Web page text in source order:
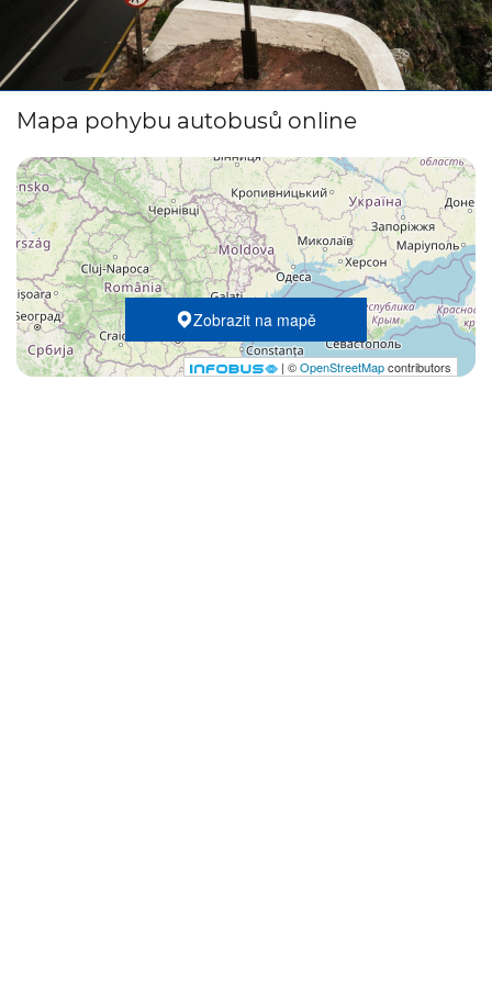
Mapa pohybu autobusů online
Zobrazit na mapě
| ©OpenStreetMapcontributors